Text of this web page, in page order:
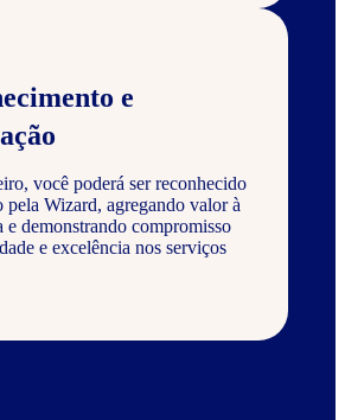
e
você poderá ser reconhecido
pela Wizard, agregando valor à
e demonstrando compromisso
e excelência nos serviços